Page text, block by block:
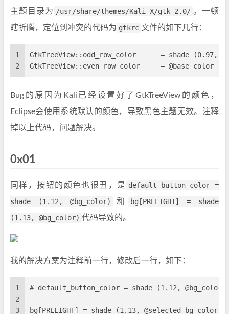
主题目录为 /usr/share/themes/Kali-X/gtk-2.0/ 。一顿
瞎折腾，定位到冲突的代码为 gtkrc 文件的如下几行：
1
2
GtkTreeView::odd_row_color	=
GtkTreeView::even_row_color	= @base_color
Bug的原因为Kali已经设置好了GtkTreeView的颜色，
Eclipse会使用系统默认的颜色，导致黑色主题无效。注释
掉以上代码，问题解决。
0x01
同样，按钮的颜色也很丑，是 default_button_color =
shade (1.12, @bg_color)
和
bg[PRELIGHT] = shade
(1.13, @bg_color) 代码导致的。
我的解决方案为注释前一行，修改后一行，如下：
1
2
3
# default_button_color = shade (1.12, @bg_color)
bg[PRELIGHT] = shade (1.13, @selected_bg_color)